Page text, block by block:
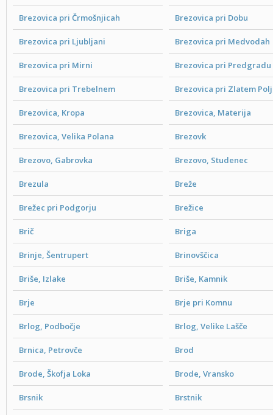
Brezovica pri Črmošnjicah Brezovica pri Dobu
Brezovica pri Ljubljani Brezovica pri Medvodah
Brezovica pri Mirni Brezovica pri Predgradu
Brezovica pri Trebelnem Brezovica pri Zlatem
Brezovica, Kropa Brezovica, Materija
Brezovica, Velika Polana Brezovk
Brezovo, Gabrovka Brezovo, Studenec
Brezula Breže
Brežec pri Podgorju Brežice
Brič Briga
Brinje, Šentrupert Brinovščica
Briše, Izlake Briše, Kamnik
Brje Brje pri Komnu
Brlog, Podbočje Brlog, Velike Lašče
Brnica, Petrovče Brod
Brode, Škofja Loka Brode, Vransko
Brsnik Brstnik